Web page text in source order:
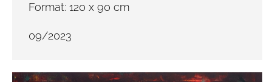
Format: 120 x 90 cm
09/2023